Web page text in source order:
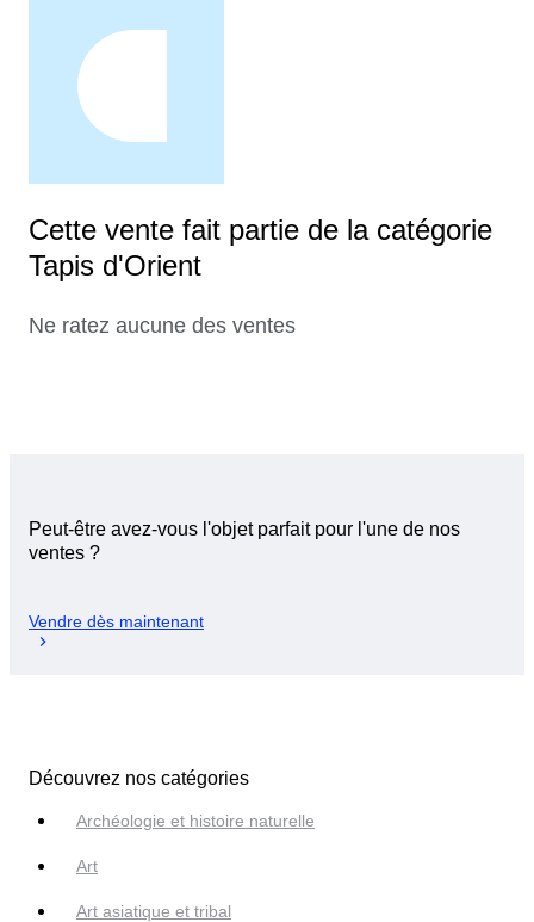
Cette vente fait partie de la catégorie
Tapis d'Orient
Ne ratez aucune des ventes
Peut-être avez-vous l'objet parfait pour l'une de nos
ventes ?
Vendre dès maintenant
Découvrez nos catégories
Archéologie et histoire naturelle
Art
Art asiatique et tribal